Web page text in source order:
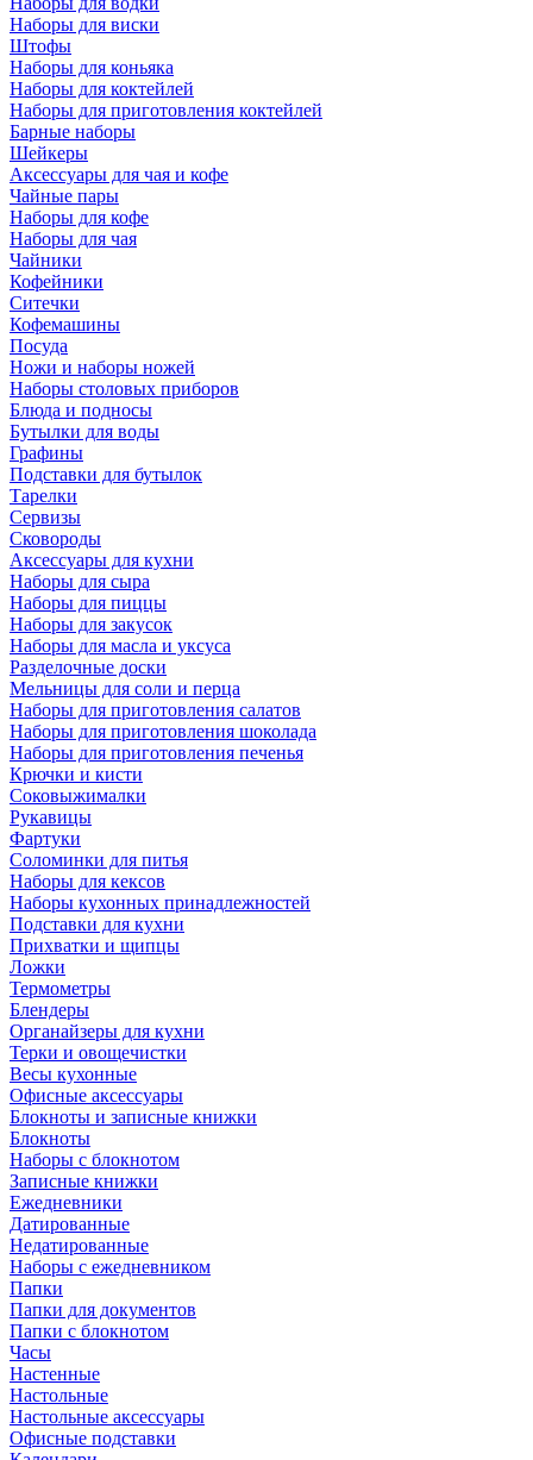
Наборы для виски
Штофы
Наборы для коньяка
Наборы для коктейлей
Наборы для приготовления коктейлей
Барные наборы
Шейкеры
Аксессуары для чая и кофе
Чайные пары
Наборы для кофе
Наборы для чая
Чайники
Кофейники
Ситечки
Кофемашины
Посуда
Ножи и наборы ножей
Наборы столовых приборов
Блюда и подносы
Бутылки для воды
Графины
Подставки для бутылок
Тарелки
Сервизы
Сковороды
Аксессуары для кухни
Наборы для сыра
Наборы для пиццы
Наборы для закусок
Наборы для масла и уксуса
Разделочные доски
Мельницы для соли и перца
Наборы для приготовления салатов
Наборы для приготовления шоколада
Наборы для приготовления печенья
Крючки и кисти
Соковыжималки
Рукавицы
Фартуки
Соломинки для питья
Наборы для кексов
Наборы кухонных принадлежностей
Подставки для кухни
Прихватки и щипцы
Ложки
Термометры
Блендеры
Органайзеры для кухни
Терки и овощечистки
Весы кухонные
Офисные аксессуары
Блокноты и записные книжки
Блокноты
Наборы с блокнотом
Записные книжки
Ежедневники
Датированные
Недатированные
Наборы с ежедневником
Папки
Папки для документов
Папки с блокнотом
Часы
Настенные
Настольные
Настольные аксессуары
Офисные подставки